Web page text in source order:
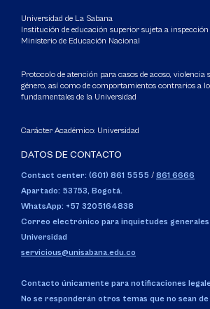
Universidad de La Sabana
Institución de educación superior sujeta a
Ministerio de Educación Nacional
Protocolo de atención para casos de acoso, violencia
género, así como de comportamientos contrarios a
fundamentales de la Universidad
Carácter Académico: Universidad
DATOS DE CONTACTO
Contact center: (601) 861 5555 / 861 6666
Apartado: 53753, Bogotá.
WhatsApp: +57 3205164838
Correo electrónico para inquietudes generales
Universidad
servicious@unisabana.edu.co
Contacto únicamente para notificaciones
No se responderán otros temas que no sean